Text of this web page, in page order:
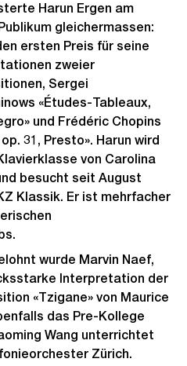
Harun Ergen am
gleichermassen:
ersten Preis für seine
zweier
Sergei
«Études-Tableaux,
und Frédéric Chopins
31, Presto». Harun wird
von Carolina
besucht seit August
Klassik. Er ist mehrfacher
wurde Marvin Naef,
Interpretation der
«Tzigane» von Maurice
das Pre-Kollege
Wang unterrichtet
Zürich.